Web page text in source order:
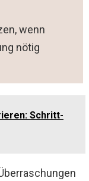
wenn
nötig
Schritt-